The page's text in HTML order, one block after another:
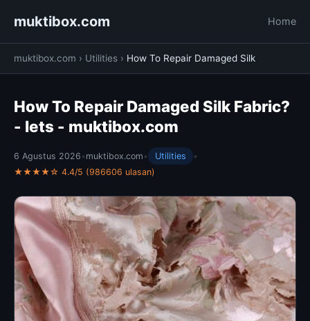
muktibox.com Home
muktibox.com › Utilities › How To Repair Damaged Silk
How To Repair Damaged Silk Fabric?
- lets - muktibox.com
6 Agustus 2026 • muktibox.com • Utilities
•
★★★★☆ 4.4/5 (986606 ulasan)